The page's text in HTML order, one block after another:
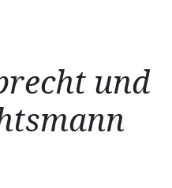
und